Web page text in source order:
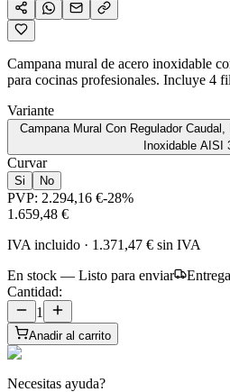
Campana mural de acero inoxidable
para cocinas profesionales. Incluye 4
Variante
Campana Mural Con Regulador
Inoxidable AISI
Curvar
Si No
PVP: 2.294,16 €-28%
1.659,48 €
IVA incluido · 1.371,47 € sin IVA
En stock — Listo para enviar
Cantidad:
1
Anadir al carrito
Necesitas ayuda?